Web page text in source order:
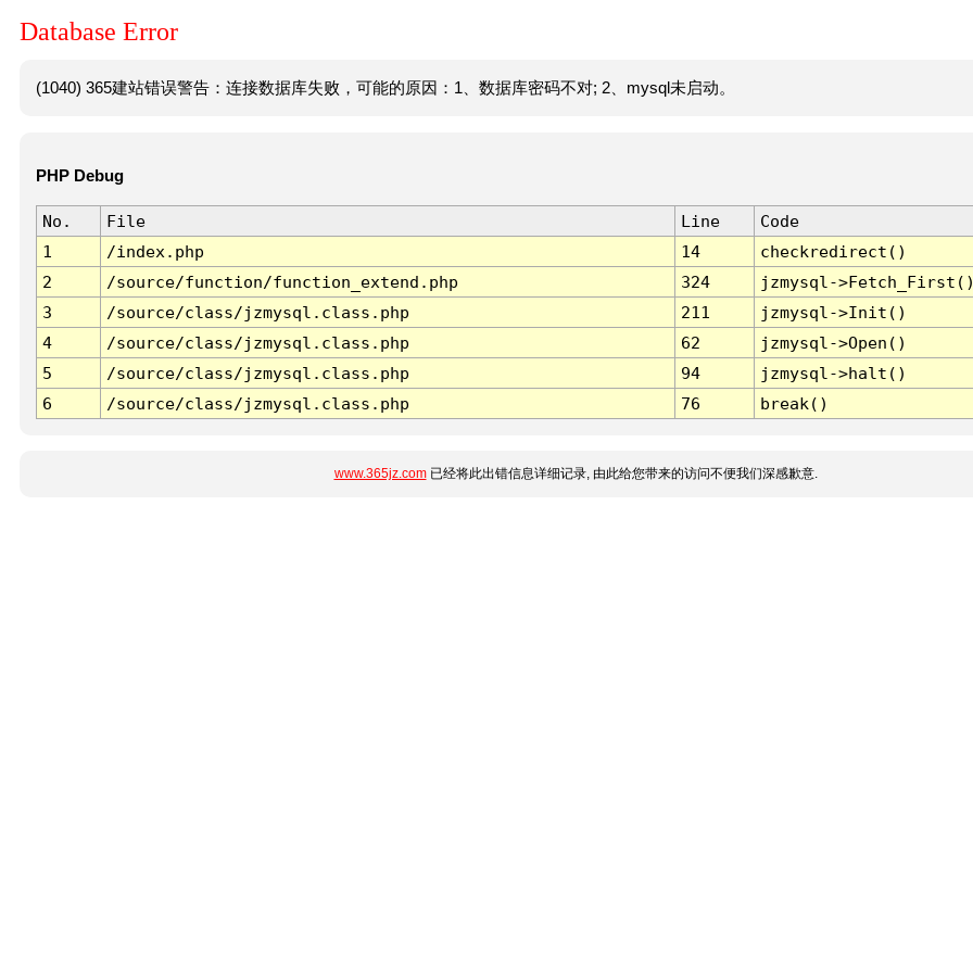
Database Error
(1040) 365建站错误警告：连接数据库失败，可能的原因：1、数据库密码不对; 2、mysql未启动。
PHP Debug
No. File Line
Code
1
/index.php 14
checkredirect()
2
/source/function/function_extend.php 324
jzmysql-
3
/source/class/jzmysql.class.php 211
jzmysql->Init()
4
/source/class/jzmysql.class.php 62
jzmysql->Open()
5
/source/class/jzmysql.class.php 94
jzmysql->halt()
6
/source/class/jzmysql.class.php 76 break()
www.365jz.com已经将此出错信息详细记录, 由此给您带来的访问不便我们深感歉意.